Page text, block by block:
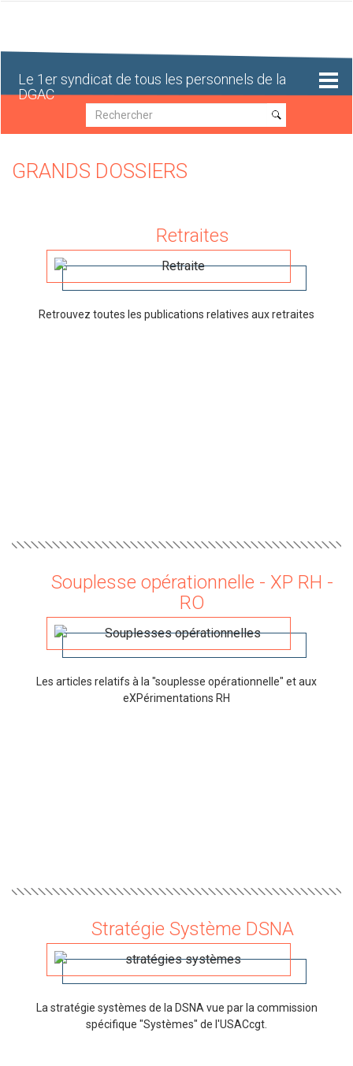
Le 1er syndicat de tous les personnels de la
DGAC
Recherche
Recherche
GRANDS DOSSIERS
Retraites
Retrouvez toutes les publications relatives aux retraites
Souplesse opérationnelle - XP RH -
RO
Les articles relatifs à la "souplesse opérationnelle" et aux
eXPérimentations RH
Stratégie Système DSNA
La stratégie systèmes de la DSNA vue par la commission
spécifique "Systèmes" de l'USACcgt.